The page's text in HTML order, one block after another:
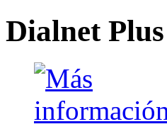
Dialnet Plus